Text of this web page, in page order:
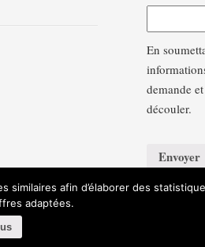
En
demande
découler.
afin d’élaborer des
adaptées.